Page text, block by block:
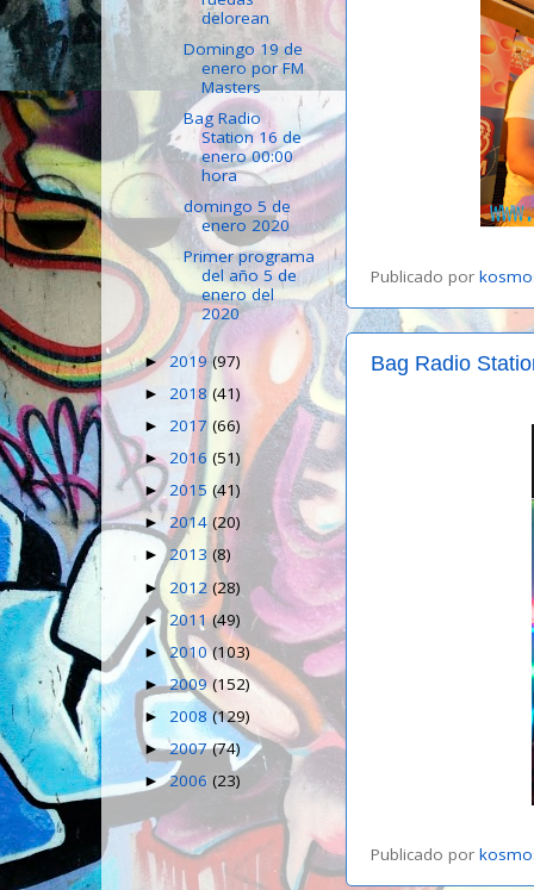
Publicado por
Bag Radio
Publicado por
delorean
Domingo 19 de
enero por FM
Masters
Bag Radio
Station 16 de
enero 00:00
hora
domingo 5 de
enero 2020
Primer programa
del año 5 de
enero del
2020
►2019(97)
► 2018(41)
► 2017 (66)
► 2016 (51)
►2015 (41)
►2014 (20)
►2013 (8)
► 2012 (28)
►2011(49)
►2010(103)
►2009(152)
► 2008(129)
►2007(74)
►2006 (23)